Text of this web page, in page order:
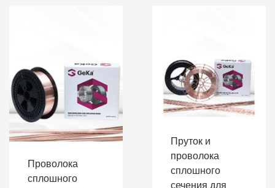
Проволока
сплошного
Пруток и
проволока
сплошного
сечения для